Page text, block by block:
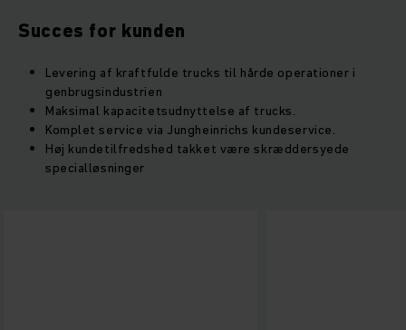
Succes for kunden
Levering af kraftfulde trucks til hårde operationer i
genbrugsindustrien
Maksimal kapacitetsudnyttelse af trucks.
Komplet service via Jungheinrichs kundeservice.
Høj kundetilfredshed takket være skræddersyede
specialløsninger